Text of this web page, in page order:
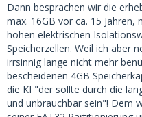
Dann besprachen wir die
max. 16GB vor ca. 15 Jahren,
hohen elektrischen
Speicherzellen. Weil ich aber
irrsinnig lange nicht mehr
bescheidenen 4GB
die KI "der sollte durch die
und unbrauchbar sein"! Dem